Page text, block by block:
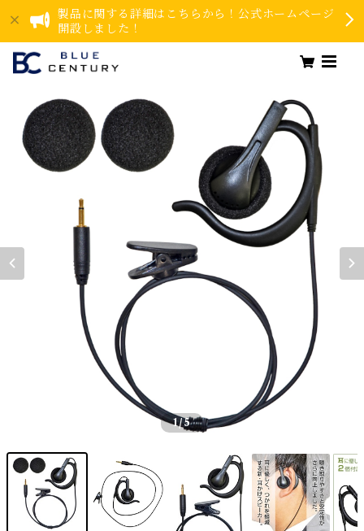
製品に関する詳細はこちらから！公式ホームページ
開設しました！
1/5